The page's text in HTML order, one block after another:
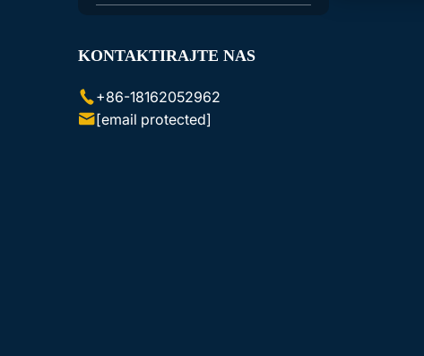
KONTAKTIRAJTE NAS
+86-18162052962
[email protected]